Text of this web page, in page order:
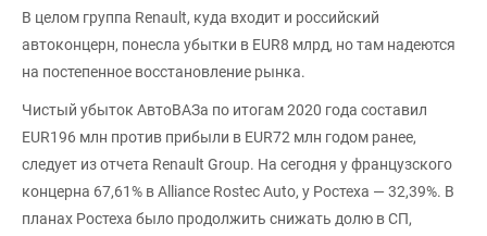
В целом группа Renault, куда входит и российский
автоконцерн, понесла убытки в EUR8 млрд, но там надеются
на постепенное восстановление рынка.
Чистый убыток АвтоВАЗа по итогам 2020 года составил
EUR196 млн против прибыли в EUR72 млн годом ранее,
следует из отчета Renault Group. На сегодня у французского
концерна 67,61% в Alliance Rostec Auto, у Ростеха — 32,39%. В
планах Ростеха было продолжить снижать долю в СП,